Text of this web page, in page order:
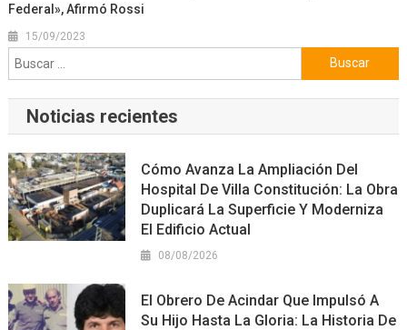
Federal», Afirmó Rossi
15/09/2023
Buscar:
Noticias recientes
Cómo Avanza La Ampliación Del
Hospital De Villa Constitución: La Obra
Duplicará La Superficie Y Moderniza
El Edificio Actual
08/08/2026
El Obrero De Acindar Que Impulsó A
Su Hijo Hasta La Gloria: La Historia De